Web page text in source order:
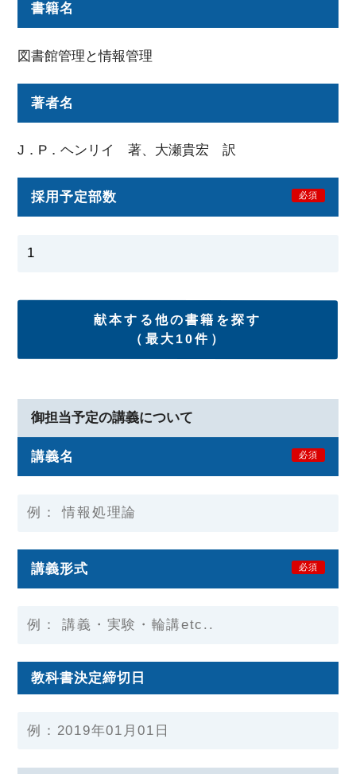
書籍名
図書館管理と情報管理
著者名
J．P．ヘンリイ 著、大瀬貴宏 訳
採用予定部数 必須
献本する他の書籍を探す
（最大10件）
御担当予定の講義について
講義名 必須
講義形式 必須
教科書決定締切日